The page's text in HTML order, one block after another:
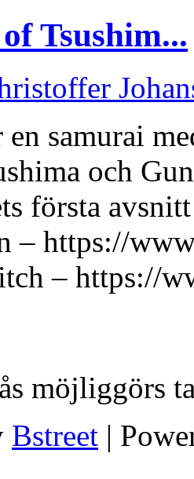
Tsushim...
samurai
och
första
– https://
– https://
möjliggörs
Bstreet |